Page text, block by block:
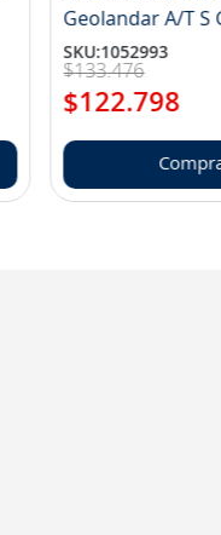
SKU:1052993
$133.476
$122.798